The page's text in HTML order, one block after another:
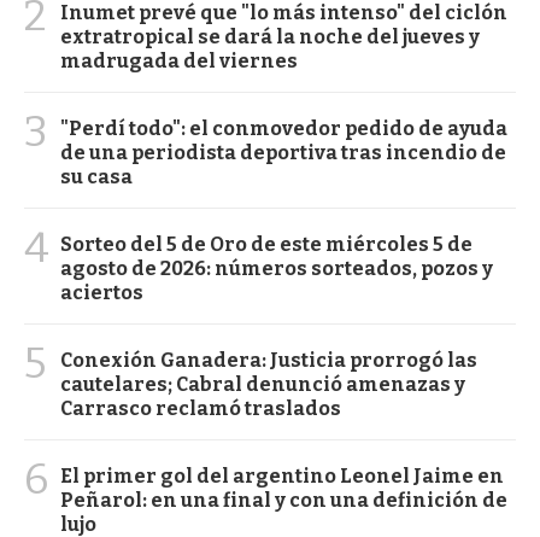
2
Inumet prevé que "lo más intenso" del ciclón
extratropical se dará la noche del jueves y
madrugada del viernes
3
"Perdí todo": el conmovedor pedido de ayuda
de una periodista deportiva tras incendio de
su casa
4 Sorteo del 5 de Oro de este miércoles 5 de
agosto de 2026: números sorteados, pozos y
aciertos
5
Conexión Ganadera: Justicia prorrogó las
cautelares; Cabral denunció amenazas y
Carrasco reclamó traslados
6
El primer gol del argentino Leonel Jaime en
Peñarol: en una final y con una definición de
lujo